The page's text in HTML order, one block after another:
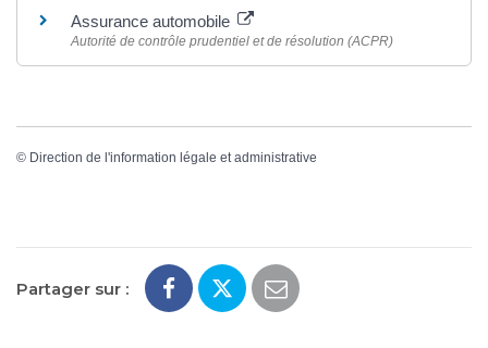
Assurance automobile
Autorité de contrôle prudentiel et de résolution (ACPR)
© Direction de l'information légale et administrative
Partager sur :